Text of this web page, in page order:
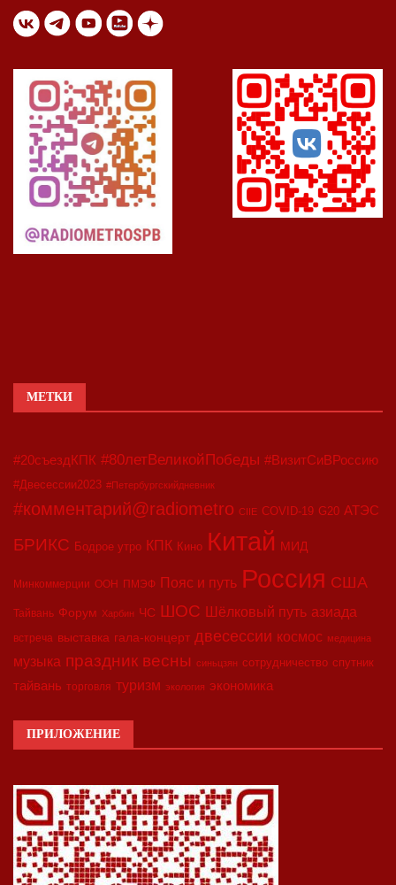
МЕТКИ
#20съездКПК #80летВеликойПобеды #ВизитСиВРоссию
#Двесессии2023 #Петербургскийдневник
#комментарий@radiometro CIIE COVID-19 G20 АТЭС
БРИКС Бодрое утро КПК Кино Китай МИД
Минкоммерции ООН ПМЭФ Пояс и путь Россия США
Тайвань Форум Харбин ЧС ШОС Шёлковый путь азиада
встреча выставка гала-концерт двесессии космос медицина
музыка праздник весны синьцзян сотрудничество спутник
тайвань торговля туризм экология экономика
ПРИЛОЖЕНИЕ